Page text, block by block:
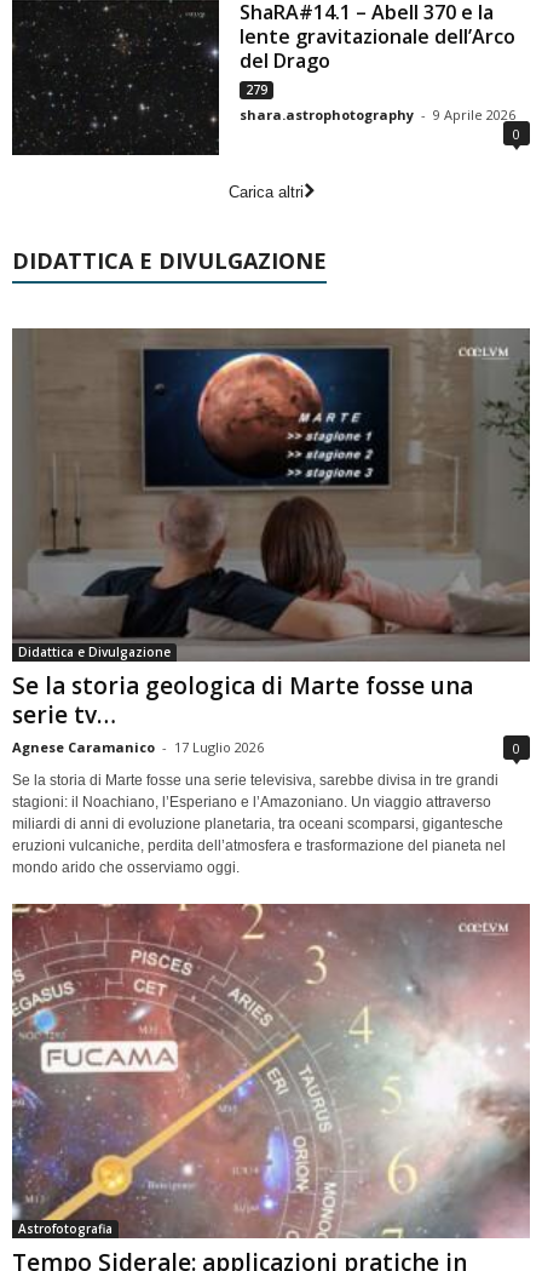
ShaRA#14.1 – Abell 370 e la
lente gravitazionale dell’Arco
del Drago
279
shara.astrophotography - 9 Aprile 2026
0
Carica altri
DIDATTICA E DIVULGAZIONE
Didattica e Divulgazione
Se la storia geologica di Marte fosse una
serie tv…
Agnese Caramanico - 17 Luglio 2026 0
Se la storia di Marte fosse una serie televisiva, sarebbe divisa in tre grandi
stagioni: il Noachiano, l’Esperiano e l’Amazoniano. Un viaggio attraverso
miliardi di anni di evoluzione planetaria, tra oceani scomparsi, gigantesche
eruzioni vulcaniche, perdita dell’atmosfera e trasformazione del pianeta nel
mondo arido che osserviamo oggi.
Astrofotografia
Tempo Siderale: applicazioni pratiche in